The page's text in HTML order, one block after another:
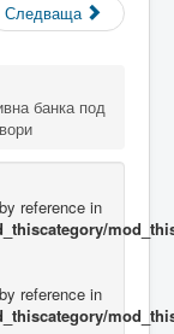
Следваща
банка под
reference in
reference in